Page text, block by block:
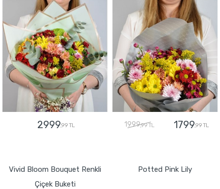
2999,99 TL 1999,99 TL 1799,99 TL
Vivid Bloom Bouquet Renkli
Çiçek Buketi
Potted Pink Lily